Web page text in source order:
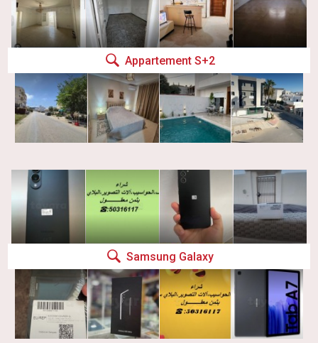
Appartement S+2
Samsung Galaxy